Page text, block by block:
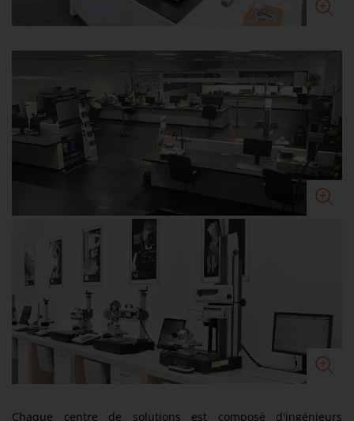
Chaque centre de solutions est composé d'ingénieurs